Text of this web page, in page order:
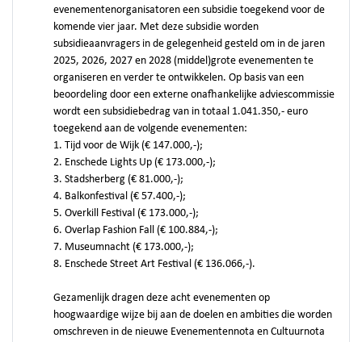
evenementenorganisatoren een subsidie toegekend voor de
komende vier jaar. Met deze subsidie worden
subsidieaanvragers in de gelegenheid gesteld om in de jaren
2025, 2026, 2027 en 2028 (middel)grote evenementen te
organiseren en verder te ontwikkelen. Op basis van een
beoordeling door een externe onafhankelijke adviescommissie
wordt een subsidiebedrag van in totaal 1.041.350,- euro
toegekend aan de volgende evenementen:
1. Tijd voor de Wijk (€ 147.000,-);
2. Enschede Lights Up (€ 173.000,-);
3. Stadsherberg (€ 81.000,-);
4. Balkonfestival (€ 57.400,-);
5. Overkill Festival (€ 173.000,-);
6. Overlap Fashion Fall (€ 100.884,-);
7. Museumnacht (€ 173.000,-);
8. Enschede Street Art Festival (€ 136.066,-).
Gezamenlijk dragen deze acht evenementen op
hoogwaardige wijze bij aan de doelen en ambities die worden
omschreven in de nieuwe Evenementennota en Cultuurnota